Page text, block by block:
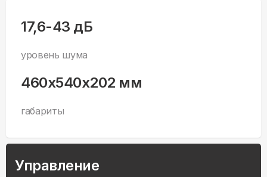
17,6-43 дБ
уровень шума
460x540x202 мм
габариты
Управление